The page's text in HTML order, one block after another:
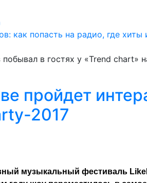
в гостях у «Trend chart»
пройдет
2017
музыкальный фестиваль